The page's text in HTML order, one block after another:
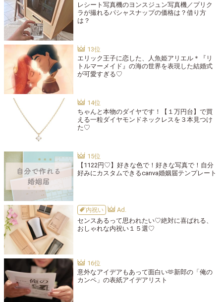
レシート写真機のヨンスジュン写真機／プリク
ラが撮れるパシャスナップの価格は？借り方
は？
エリック王子に恋した、人魚姫アリエル＊『リ
トルマーメイド』の海の世界を表現した結婚式
が可愛すぎる♡
ちゃんと本物のダイヤです！【１万円台】で買
える一粒ダイヤモンドネックレスを３本見つけ
た♡
【1122円♡】好きな色で！好きな写真で！自分
好みにカスタムできるcanva婚姻届テンプレート
内祝い
センスあるって思われたい♡絶対に喜ばれる、
おしゃれな内祝い１５選♡
意外なアイデアもあって面白い🫶新郎の「俺の
カンペ」の表紙アイデアリスト